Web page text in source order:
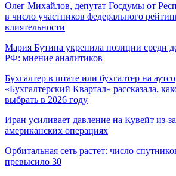
Олег Михайлов, депутат Госдумы от
в число участников федерального
влиятельности
Мария Бутина укрепила позиции среди
РФ: мнение аналитиков
Бухгалтер в штате или бухгалтер на
«Бухгалтерский Квартал» рассказала,
выбрать в 2026 году
Иран усиливает давление на Кувейт из-
американских операциях
Орбитальная сеть растет: число
превысило 30